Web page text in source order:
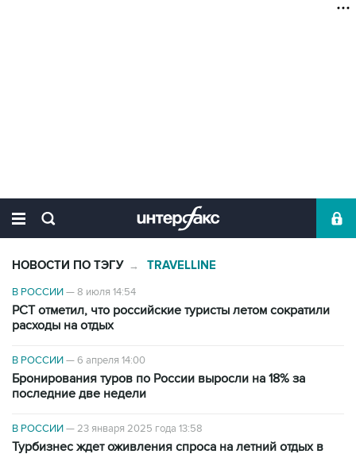
НОВОСТИ ПО ТЭГУ → TRAVELLINE
В РОССИИ—8 июля 14:54
РСТ отметил, что российские туристы летом сократили
расходы на отдых
В РОССИИ—6 апреля 14:00
Бронирования туров по России выросли на 18% за
последние две недели
В РОССИИ—23 января 2025 года 13:58
Турбизнес ждет оживления спроса на летний отдых в